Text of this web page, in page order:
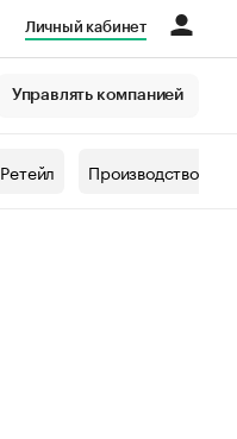
Личный кабинет
Управлять компанией
Ретейл Производство